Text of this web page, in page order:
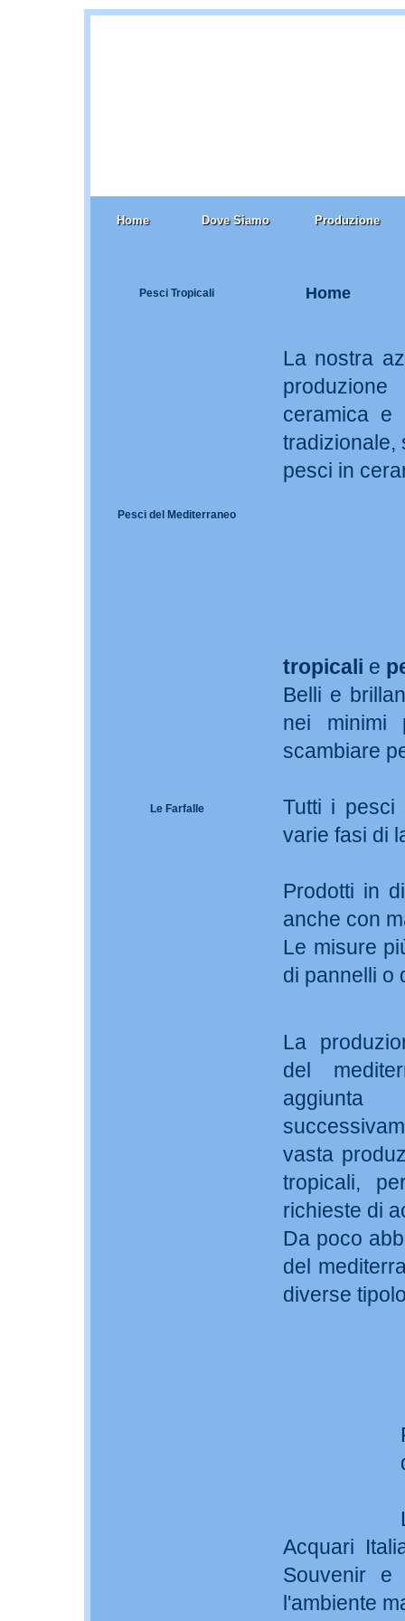
Home Dove Siamo Produzione
Pesci Tropicali
Pesci del Mediterraneo
Le Farfalle
Home
La nostra
ceramica e
tradizionale,
pesci in
tropicali e
Belli e
nei minimi
scambiare
Tutti i pesci
varie fasi di
Prodotti in
anche con
Le misure
di pannelli o
La
del
aggiunta
vasta
tropicali,
richieste di
Da poco
del
diverse
Acquari
Souvenir
l'ambiente